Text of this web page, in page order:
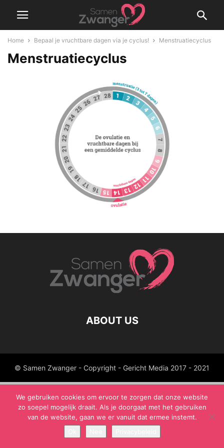
Home Bepaal je vruchtbare dagen via je cyclus! Menstruatiecyclus
Menstruatiecyclus
ABOUT US
© Samen Zwanger - Copyright - Gericht Media 2017 - 2021
We gebruiken cookies om ervoor te zorgen dat onze website
zo soepel mogelijk draait. Als je doorgaat met het gebruiken
van de website, gaan we er vanuit dat ermee instemt.